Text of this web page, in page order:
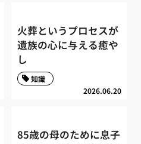
火葬というプロセスが
遺族の心に与える癒や
し
2026.06.20
知識
85歳の母のために息子